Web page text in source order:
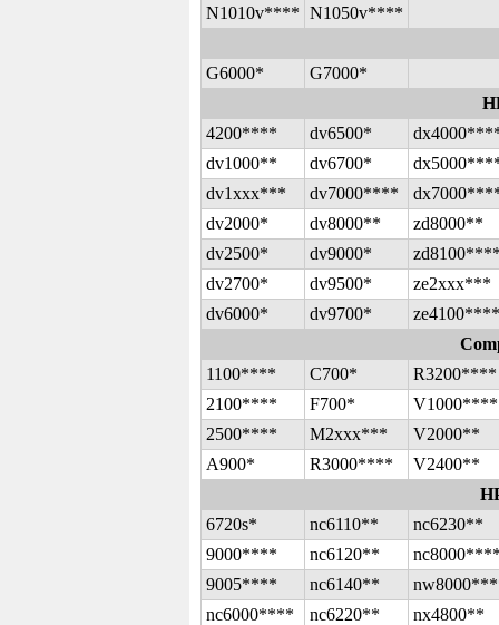
N1010v**** N1050v****
G6000*
G7000*
4200****
dv6500*
dv1000**
dv6700*
dv1xxx***
dv7000****
dv2000*
dv8000**
zd8000**
dv2500*
dv9000*
dv2700*
dv9500*
ze2xxx***
dv6000*
dv9700*
ze4100****
1100****
C700*
R3200****
2100****
F700*
V1000****
2500****
M2xxx***
V2000**
A900*
R3000****
V2400**
6720s*
nc6110**
nc6230**
9000****
nc6120**
9005****
nc6140**
nc6000****
nc6220** nx4800**